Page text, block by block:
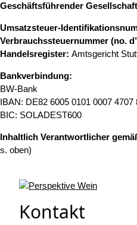
Geschäftsführender
Umsatzsteuer-
Verbrauchssteuernummer (no.
Handelsregister: Amtsgericht
Bankverbindung:
BW-Bank
IBAN: DE82 6005 0101 0007 4707
BIC: SOLADEST600
Inhaltlich Verantwortlicher
s. oben)
Kontakt